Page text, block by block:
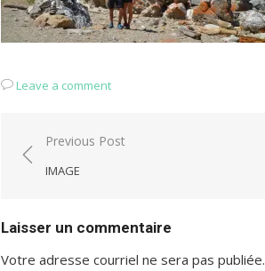
Leave a comment
Navigation
de
Previous Post
IMAGE
Laisser un commentaire
Votre adresse courriel ne sera pas publiée.